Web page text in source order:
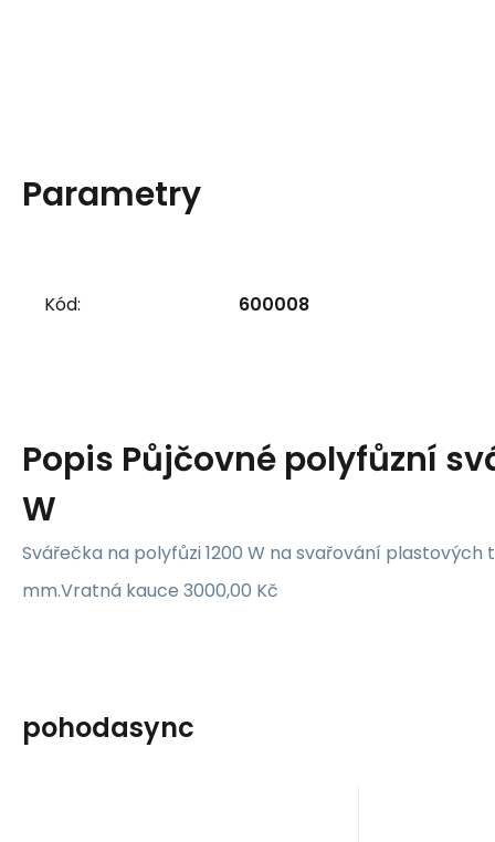
Parametry
Kód: 600008
Popis Půjčovné polyfůzní
W
Svářečka na polyfůzi 1200 W na svařování plastových
mm.Vratná kauce 3000,00 Kč
pohodasync